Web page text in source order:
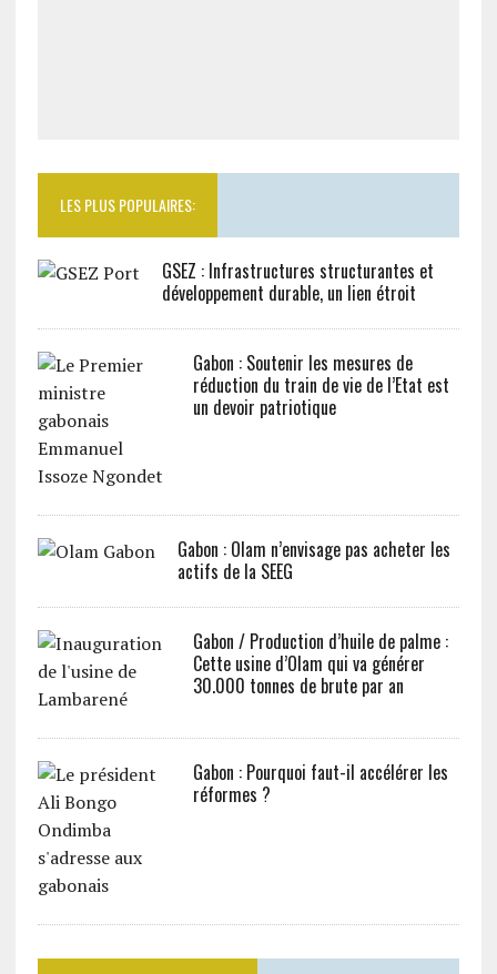
LES PLUS POPULAIRES:
GSEZ : Infrastructures structurantes et
développement durable, un lien étroit
Gabon : Soutenir les mesures de
réduction du train de vie de l’Etat est
un devoir patriotique
Gabon : Olam n’envisage pas acheter les
actifs de la SEEG
Gabon / Production d’huile de palme :
Cette usine d’Olam qui va générer
30.000 tonnes de brute par an
Gabon : Pourquoi faut-il accélérer les
réformes ?